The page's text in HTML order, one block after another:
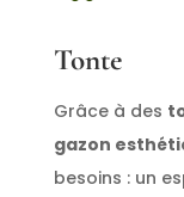
Tonte
Grâce à des
gazon
besoins : un